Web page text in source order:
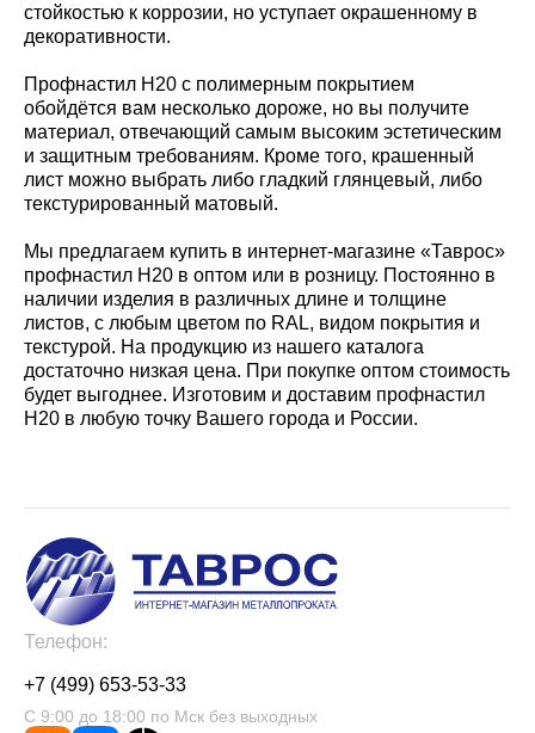
стойкостью к коррозии, но уступает окрашенному в
декоративности.
Профнастил Н20 с полимерным покрытием
обойдётся вам несколько дороже, но вы получите
материал, отвечающий самым высоким эстетическим
и защитным требованиям. Кроме того, крашенный
лист можно выбрать либо гладкий глянцевый, либо
текстурированный матовый.
Мы предлагаем купить в интернет-магазине «Таврос»
профнастил Н20 в оптом или в розницу. Постоянно в
наличии изделия в различных длине и толщине
листов, с любым цветом по RAL, видом покрытия и
текстурой. На продукцию из нашего каталога
достаточно низкая цена. При покупке оптом стоимость
будет выгоднее. Изготовим и доставим профнастил
Н20 в любую точку Вашего города и России.
Телефон:
+7 (499) 653-53-33
С 9:00 до 18:00 по Мск без выходных